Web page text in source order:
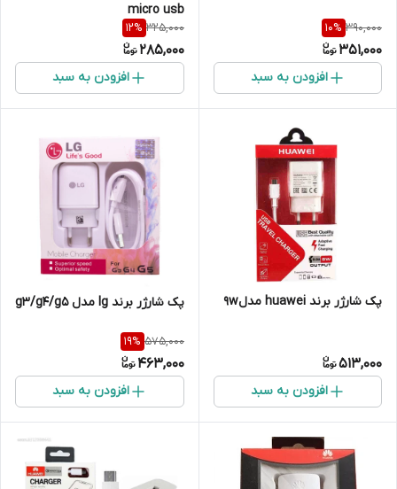
390,000
10%
351,000
افزودن به سبد
micro usb
325,000
12%
285,000
افزودن به سبد
پک شارژر برند huawei مدل9w
513,000
افزودن به سبد
پک شارژر برند lg مدل g3/g4/g5
575,000
19%
463,000
افزودن به سبد